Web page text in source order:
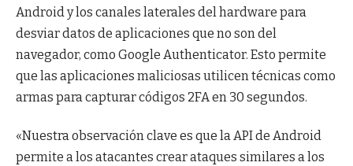
Android y los canales laterales del hardware para
desviar datos de aplicaciones que no son del
navegador, como Google Authenticator. Esto permite
que las aplicaciones maliciosas utilicen técnicas como
armas para capturar códigos 2FA en 30 segundos.
«Nuestra observación clave es que la API de Android
permite a los atacantes crear ataques similares a los